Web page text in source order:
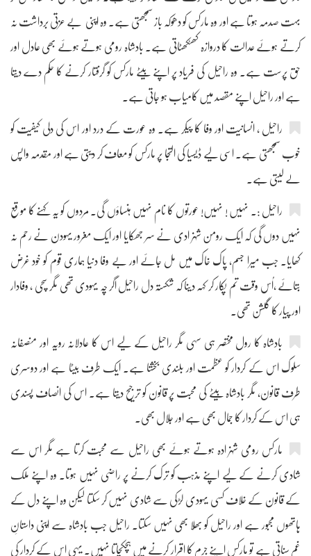
بہت صدمہ ہوتا ہے اور وہ مارکس کو دھوکہ باز سمجھتی ہے۔ وہ اپنی بے عزتی برداشت نہ
کرتے ہوئے عدالت کا دروازہ کھٹکھٹاتی ہے۔ بادشاہ رومی ہوتے ہوئے بھی عادل اور
حق پرست ہے۔ وہ راحیل کی فریاد پر اپنے بیٹے مارکس کو گرفتار کرنے کا حکم دے دیتا
ہے اور راحیل اپنے مقصد میں کامیاب ہو جاتی ہے۔
راحیل ، انسانیت اور وفا کا پیکر ہے۔ وہ عورت کے درد اور اس کی دلی کیفیت کو
خوب سمجھتی ہے۔ اسی لیے ڈیسیا کی التجا پر مارکس کو معاف کر دیتی ہے اور مقدمہ واپس
لے لیتی ہے۔
راحیل :۔ نہیں ! نہیں! عورتوں کا نام نہیں ہنساؤں گی۔ مردوں کو یہ کہنے کا موقع
نہیں دوں گی کہ ایک رومن شہزادی نے سر جھکایا اور ایک مغرور یہودن نے رحم نہ
کھایا۔ جب میرا جسم، پاک خاک میں مل جائے اور بے وفا دنیا ہماری قوم کو خود غرض
بتائے ،اُس وقت تم پکار کر کہہ دینا کہ شکستہ دل راحیل اگر چہ یہودی تھی مگر سچی ، وفادار
اور پیار کا گلشن تھی۔
بادشاہ کا رول مختصر ہی سہی مگر راحیل کے لیے اس کا عادلانہ رویہ اور منصفانہ
سلوک اس کے کردار کو عظمت اور بلندی بخشتا ہے۔ ایک طرف بیٹا ہے اور دوسری
طرف قانون، مگر بادشاہ بیٹے کی محبت پر قانون کو ترجیح دیتا ہے۔ اس کی انصاف پسندی
ہی اس کے کردار کا جمال بھی ہے اور جلال بھی۔
مارکس رومی شہزادہ ہوتے ہوئے بھی راحیل سے محبت کرتا ہے مگر اس سے
شادی کرنے کے لیے اپنے مذہب کو ترک کرنے پر راضی نہیں ہوتا۔ وہ اپنے ملک
کے قانون کے خلاف کسی یہودی لڑکی سے شادی نہیں کر سکتا لیکن وہ اپنے دل کے
ہاتھوں مجبور ہے اور راحیل کو بھُلا بھی نہیں سکتا۔ راحیل جب بادشاہ سے اپنی داستانِ
غم سناتی ہے تو مارکس اپنے جرم کا اقرار کرنے میں ہچکچاتا نہیں۔ یہی اس کے کردار کی